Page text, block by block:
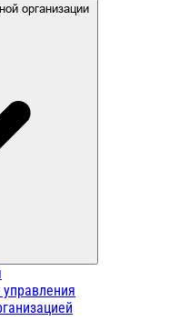
организации